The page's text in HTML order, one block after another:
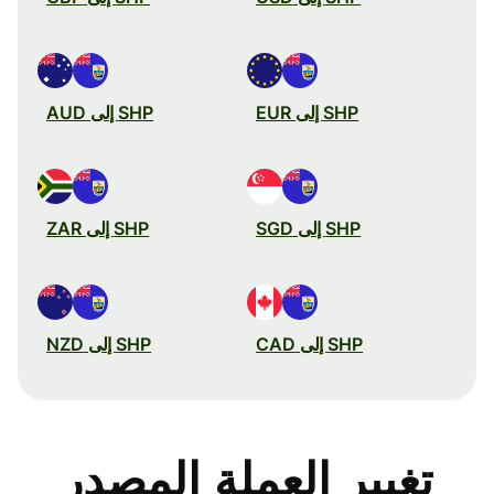
SHP إلى EUR SHP إلى AUD
SHP إلى SGD SHP إلى ZAR
SHP إلى CAD SHP إلى NZD
تغيير العملة المصدر